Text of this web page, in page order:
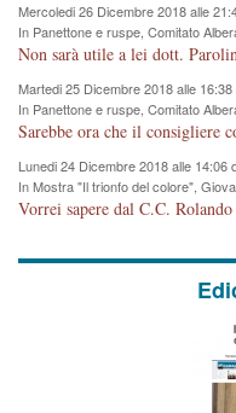
Mercoledi 26 Dicembre 2018 alle
In Panettone e ruspe, Comitato
cronoprogramma"
Martedi 25 Dicembre 2018 alle 16:38
In Panettone e ruspe, Comitato
cronoprogramma"
Lunedi 24 Dicembre 2018 alle 14:06
In Mostra "Il trionfo del colore",